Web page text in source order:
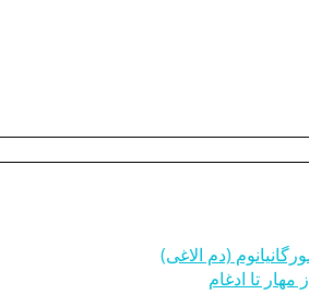
(دم الاغی)
تا ادغام